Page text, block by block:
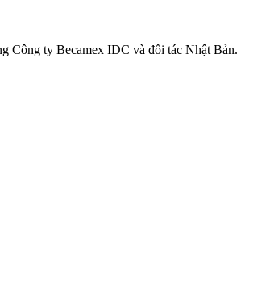
Công ty Becamex IDC và đối tác Nhật Bản.